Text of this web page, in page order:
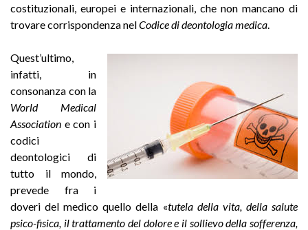
costituzionali, europei e internazionali, che non mancano di
trovare corrispondenza nelCodice di deontologia medica
Quest’ultimo,
infatti, in
consonanza con la
World Medical
Association e con i
codici
deontologici di
tutto il mondo,
prevede fra i
doveri del medico quello della «tutela della vita, della salute
psico-fisica, il trattamento del dolore e il sollievo della sofferenza,